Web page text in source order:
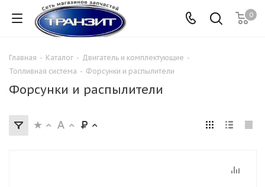
0
Главная - Каталог - Двигатель и комплектующие -
Топливная система - Форсунки и распылители
Форсунки и распылители